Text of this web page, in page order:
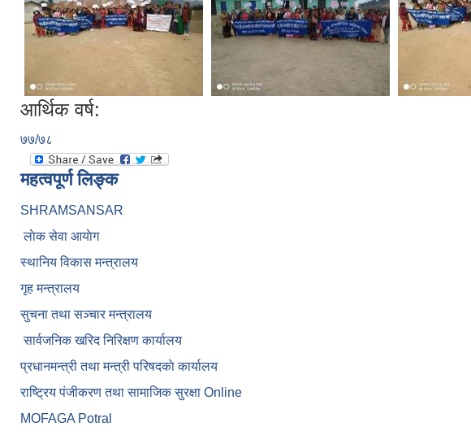
आर्थिक वर्ष:
७७/७८
महत्वपूर्ण लिङ्क
SHRAMSANSAR
लाेक सेवा आयाेग
स्थानिय विकास मन्त्रालय
गृह मन्त्रालय
सुचना तथा सञ्चार मन्त्रालय
सार्वजनिक खरिद निरिक्षण कार्यालय
प्रधानमन्त्री तथा मन्त्री परिषदकाे कार्यालय
राष्ट्रिय पंजीकरण तथा सामाजिक सुरक्षा Online
MOFAGA Potral